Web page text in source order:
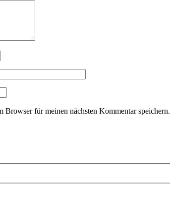
Browser für meinen nächsten Kommentar speichern.